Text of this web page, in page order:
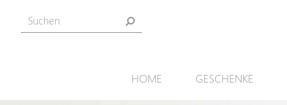
HOME GESCHENKE